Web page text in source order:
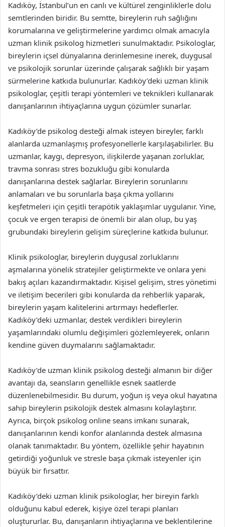
Kadıköy, İstanbul’un en canlı ve kültürel zenginliklerle dolu
semtlerinden biridir. Bu semtte, bireylerin ruh sağlığını
korumalarına ve geliştirmelerine yardımcı olmak amacıyla
uzman klinik psikolog hizmetleri sunulmaktadır. Psikologlar,
bireylerin içsel dünyalarına derinlemesine inerek, duygusal
ve psikolojik sorunlar üzerinde çalışarak sağlıklı bir yaşam
sürmelerine katkıda bulunurlar. Kadıköy’deki uzman klinik
psikologlar, çeşitli terapi yöntemleri ve teknikleri kullanarak
danışanlarının ihtiyaçlarına uygun çözümler sunarlar.
Kadıköy’de psikolog desteği almak isteyen bireyler, farklı
alanlarda uzmanlaşmış profesyonellerle karşılaşabilirler. Bu
uzmanlar, kaygı, depresyon, ilişkilerde yaşanan zorluklar,
travma sonrası stres bozukluğu gibi konularda
danışanlarına destek sağlarlar. Bireylerin sorunlarını
anlamaları ve bu sorunlarla başa çıkma yollarını
keşfetmeleri için çeşitli terapötik yaklaşımlar uygulanır. Yine,
çocuk ve ergen terapisi de önemli bir alan olup, bu yaş
grubundaki bireylerin gelişim süreçlerine katkıda bulunur.
Klinik psikologlar, bireylerin duygusal zorluklarını
aşmalarına yönelik stratejiler geliştirmekte ve onlara yeni
bakış açıları kazandırmaktadır. Kişisel gelişim, stres yönetimi
ve iletişim becerileri gibi konularda da rehberlik yaparak,
bireylerin yaşam kalitelerini artırmayı hedeflerler.
Kadıköy’deki uzmanlar, destek verdikleri bireylerin
yaşamlarındaki olumlu değişimleri gözlemleyerek, onların
kendine güven duymalarını sağlamaktadır.
Kadıköy’de uzman klinik psikolog desteği almanın bir diğer
avantajı da, seansların genellikle esnek saatlerde
düzenlenebilmesidir. Bu durum, yoğun iş veya okul hayatına
sahip bireylerin psikolojik destek almasını kolaylaştırır.
Ayrıca, birçok psikolog online seans imkanı sunarak,
danışanlarının kendi konfor alanlarında destek almasına
olanak tanımaktadır. Bu yöntem, özellikle şehir hayatının
getirdiği yoğunluk ve stresle başa çıkmak isteyenler için
büyük bir fırsattır.
Kadıköy’deki uzman klinik psikologlar, her bireyin farklı
olduğunu kabul ederek, kişiye özel terapi planları
oluştururlar. Bu, danışanların ihtiyaçlarına ve beklentilerine